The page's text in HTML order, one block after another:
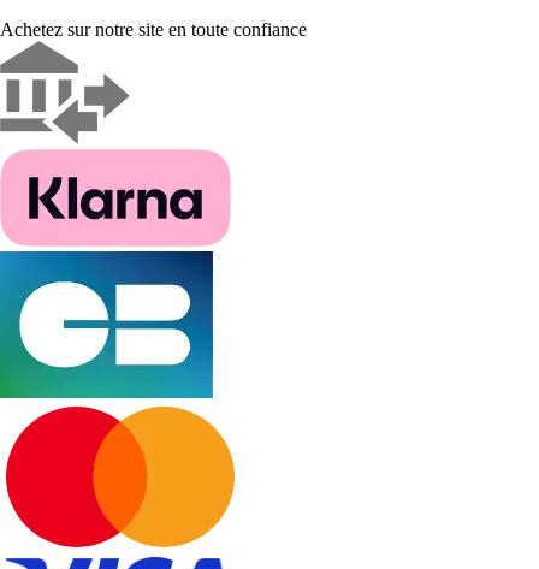
Achetez sur notre site en toute confiance